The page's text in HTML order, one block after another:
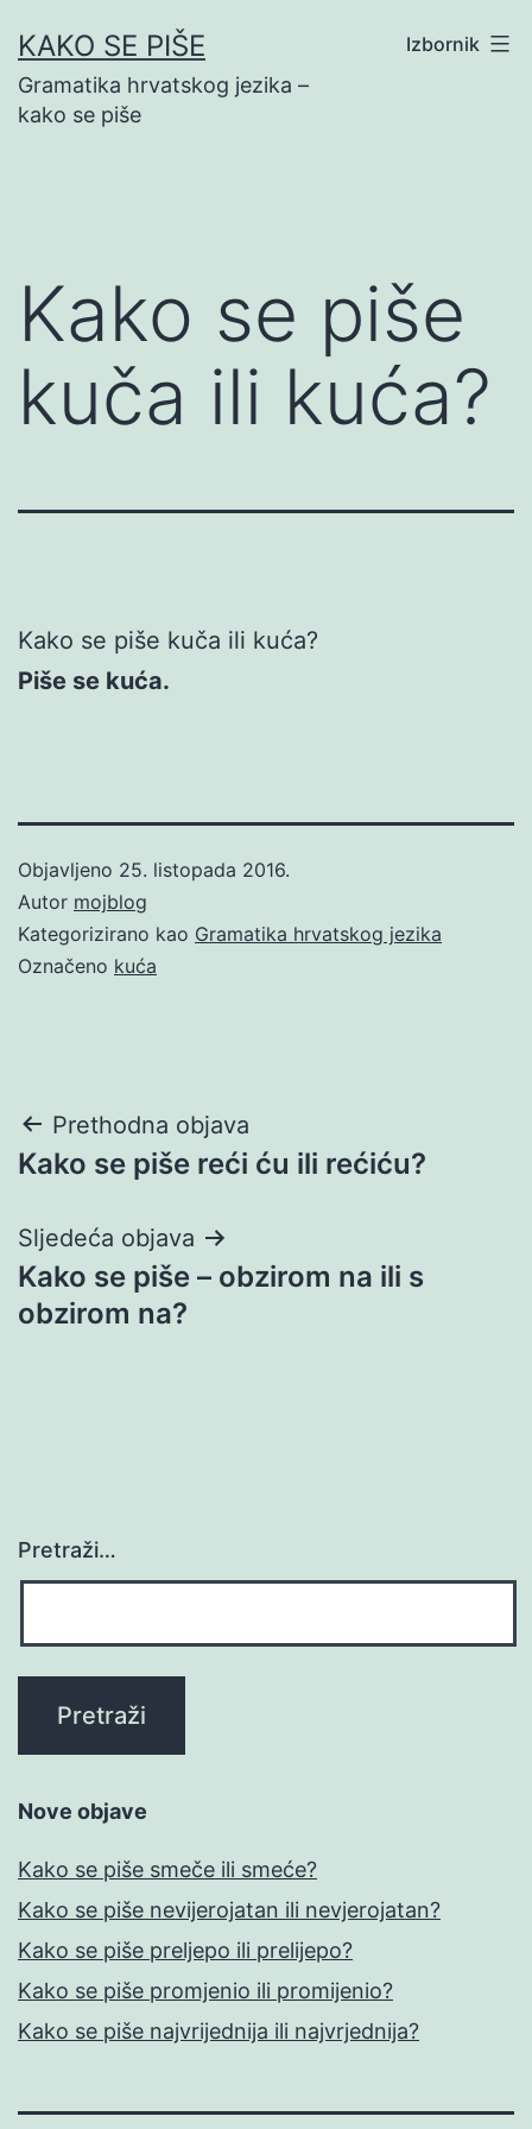
na
sadržaj
KAKO SE PIŠE
Gramatika hrvatskog jezika –
kako se piše
Izbornik
Kako se piše
kuča ili kuća?
Kako se piše kuča ili kuća?
Piše se kuća.
Objavljeno 25. listopada 2016.
Autor mojblog
Kategorizirano kao Gramatika hrvatskog jezika
Označeno kuća
Navigacija
objava
Prethodna objava
Kako se piše reći ću ili rećiću?
Sljedeća objava
Kako se piše – obzirom na ili s
obzirom na?
Pretraži…
Nove objave
Kako se piše smeče ili smeće?
Kako se piše nevijerojatan ili nevjerojatan?
Kako se piše preljepo ili prelijepo?
Kako se piše promjenio ili promijenio?
Kako se piše najvrijednija ili najvrjednija?